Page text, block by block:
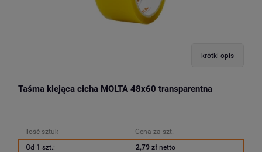
krótki opis
Taśma klejąca cicha MOLTA 48x60 transparentna
Ilość sztuk
Cena za szt.
Od 1 szt.:
2,79 złnetto